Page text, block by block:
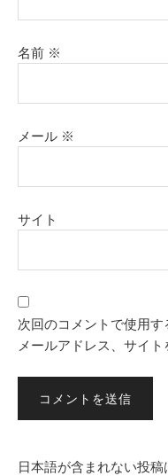
名前 ※
メール ※
サイト
次回のコメントで使用す
メールアドレス、サイト
日本語が含まれない投